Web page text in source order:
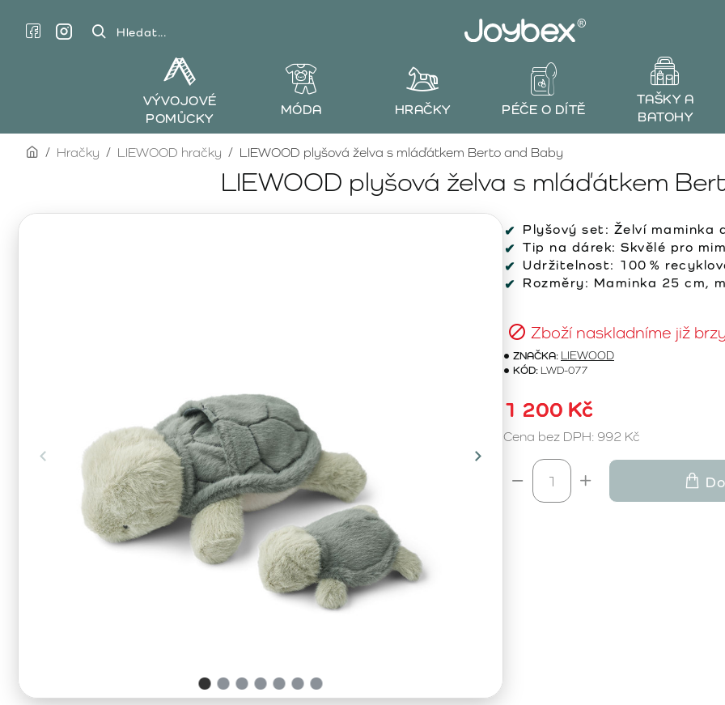
Hledat...
VÝVOJOVÉ
POMŮCKY
MÓDA HRAČKY PÉČE O DÍTĚ
TAŠKY A
BATOHY
LIEWOOD plyšová želva s mláďátkem
homeHračky LIEWOOD hračky LIEWOOD plyšová želva s mláďátkem Berto and Baby
Plyšový set: Želví maminka
Tip na dárek: Skvělé pro
Udržitelnost: 100 %
Rozměry: Maminka 25 cm,
Zboží naskladníme již brzy
ZNAČKA: LIEWOOD
KÓD: LWD-077
1 200 Kč
Cena bez DPH: 992 Kč